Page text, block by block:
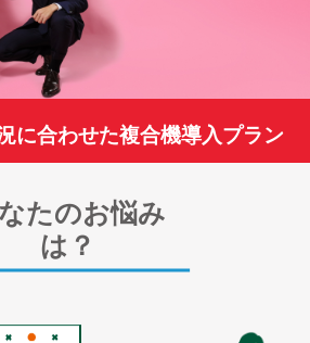
に合わせた複合機導入プラン
たのお悩み
は？